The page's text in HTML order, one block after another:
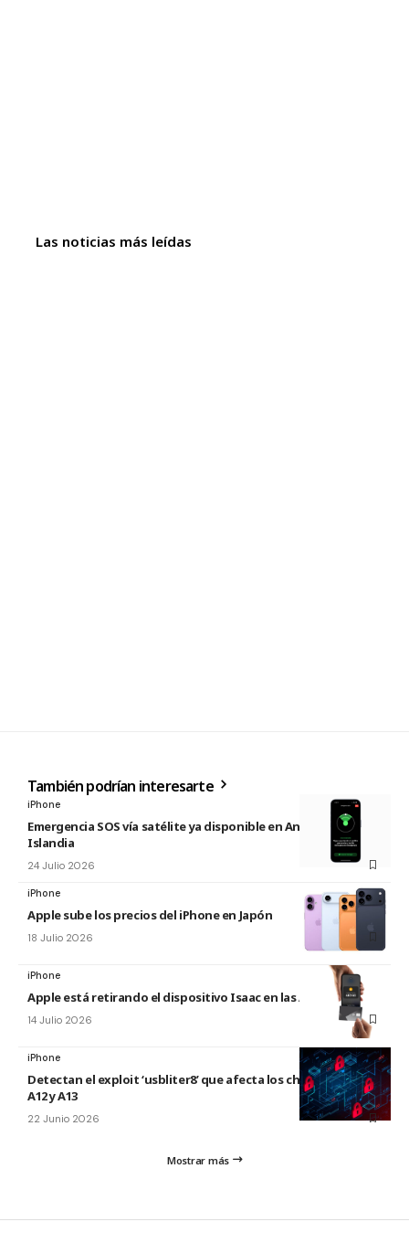
Las noticias más leídas
También podrían interesarte
iPhone
Emergencia SOS vía satélite ya disponible en Andorra e
Islandia
24 Julio 2026
iPhone
Apple sube los precios del iPhone en Japón
18 Julio 2026
iPhone
Apple está retirando el dispositivo Isaac en las Apple Store
14 Julio 2026
iPhone
Detectan el exploit ‘usbliter8’ que afecta los chips de Apple
A12 y A13
22 Junio 2026
Mostrar más